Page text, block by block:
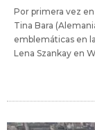
Por primera vez
Tina Bara
emblemáticas en
Lena Szankay en